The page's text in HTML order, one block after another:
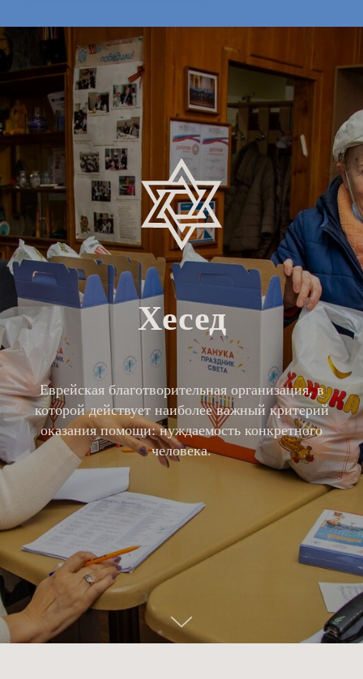
Хесед
Еврейская благотворительная организация, в
которой действует наиболее важный критерий
оказания помощи: нуждаемость конкретного
человека.